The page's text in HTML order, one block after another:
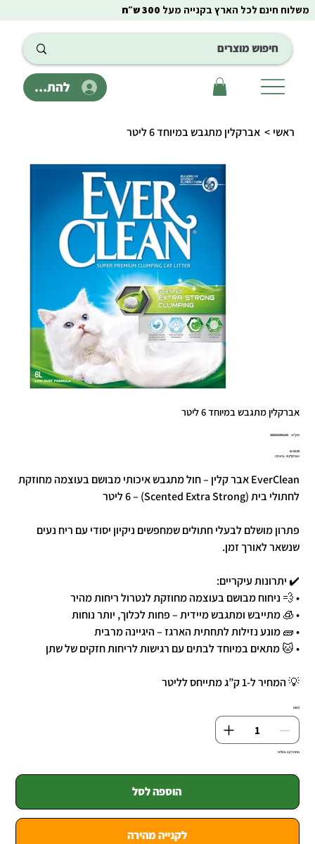
להתחבר
משלוח חינם לכל הארץ בקנייה מעל 300 ש״ח
ראשי > אברקלין מתגבש במיוחד 6 ליטר
אברקלין מתגבש במיוחד 6 ליטר
מק"ט:
מק"ט
5060255492185
מחיר‏65.00 ‏₪
אברקלין 2+ בהנחה
EverClean אבר קלין – חול מתגבש איכותי מבושם בעוצמה מחוזקת
לחתולי בית (Scented Extra Strong) – 6 ליטר
פתרון מושלם לבעלי חתולים שמחפשים ניקיון יסודי עם ריח נעים
שנשאר לאורך זמן.
✔️ יתרונות עיקריים:
• 💨 ניחוח מבושם בעוצמה מחוזקת לנטרול ריחות מהיר
• 🧊 מתייבש ומתגבש מיידית – פחות לכלוך, יותר נוחות
• 🧱 מונע נזילות לתחתית הארגז – היגיינה מרבית
• 🐱 מתאים במיוחד לבתים עם רגישות לריחות חזקים של שתן
💡 המחיר ל-1 ק”ג מתייחס לליטר
כמות
נותרו רק 2 במלאי
הוספה לסל
לקנייה מהירה